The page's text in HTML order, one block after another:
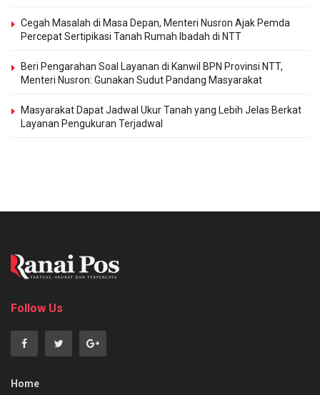
Cegah Masalah di Masa Depan, Menteri Nusron Ajak Pemda
Percepat Sertipikasi Tanah Rumah Ibadah di NTT
Beri Pengarahan Soal Layanan di Kanwil BPN Provinsi NTT,
Menteri Nusron: Gunakan Sudut Pandang Masyarakat
Masyarakat Dapat Jadwal Ukur Tanah yang Lebih Jelas Berkat
Layanan Pengukuran Terjadwal
Follow Us
Home